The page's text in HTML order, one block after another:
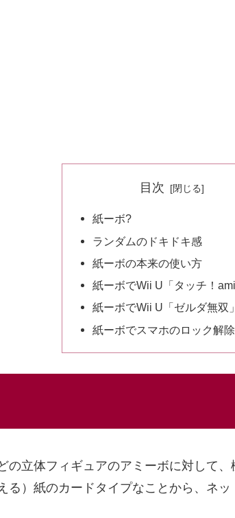
目次
紙ーボ?
ランダムのドキドキ感
紙ーボの本来の使い方
紙ーボでWii U「タッチ！
紙ーボでWii U「ゼルダ無双」
紙ーボでスマホのロック解除
の立体フィギュアのアミーボに対して
る）紙のカードタイプなことから、ネ